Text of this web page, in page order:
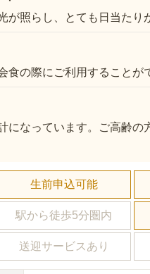
が照らし、とても日当たり
食の際にご利用することが
になっています。ご高齢
生前申込可能
駅から徒歩5分圏内
送迎サービスあり